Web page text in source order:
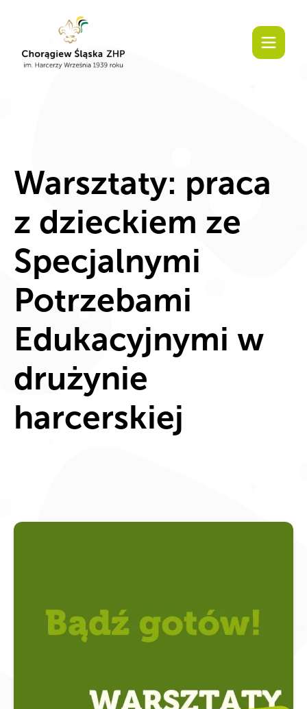
Warsztaty: praca
z dzieckiem ze
Specjalnymi
Potrzebami
Edukacyjnymi w
drużynie
harcerskiej